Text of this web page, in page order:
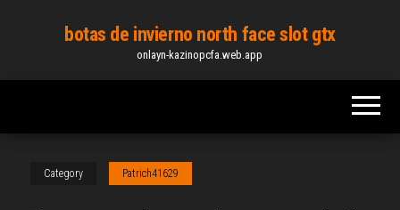
content
botas de invierno north face slot gtx
onlayn-kazinopcfa.web.app
Category Patrich41629